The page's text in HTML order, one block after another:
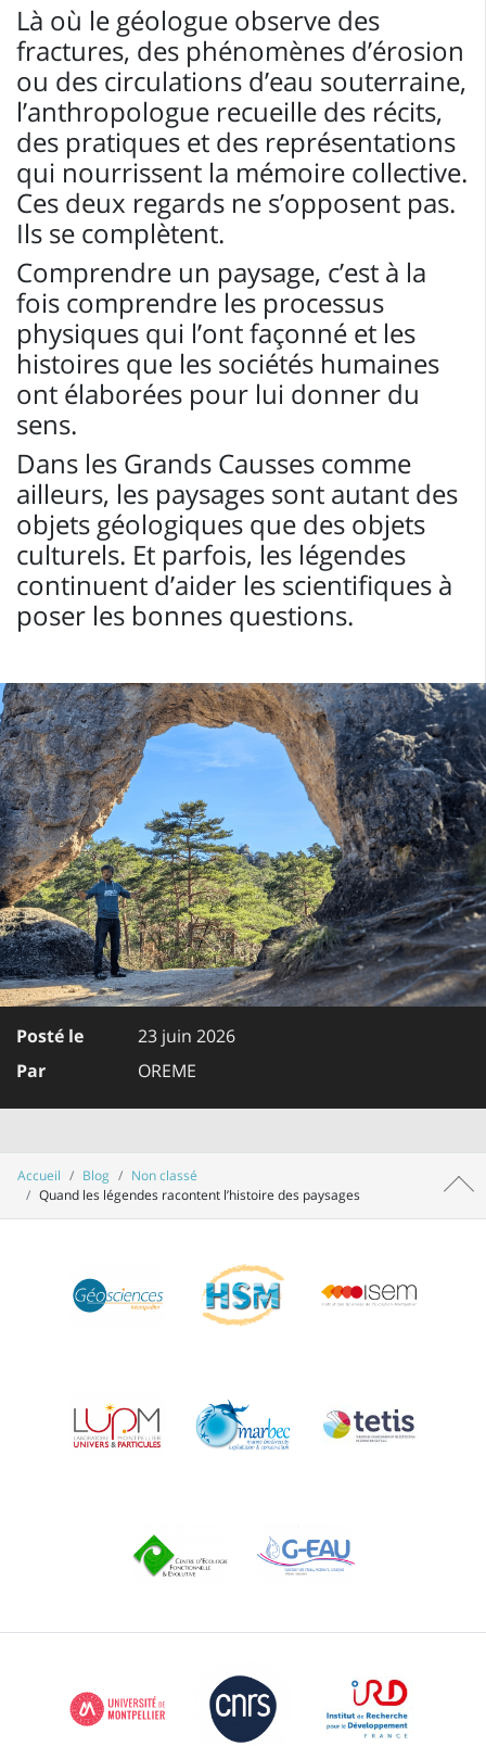
Là où le géologue observe des
fractures, des phénomènes d’érosion
ou des circulations d’eau souterraine,
l’anthropologue recueille des récits,
des pratiques et des représentations
qui nourrissent la mémoire collective.
Ces deux regards ne s’opposent pas.
Ils se complètent.
Comprendre un paysage, c’est à la
fois comprendre les processus
physiques qui l’ont façonné et les
histoires que les sociétés humaines
ont élaborées pour lui donner du
sens.
Dans les Grands Causses comme
ailleurs, les paysages sont autant des
objets géologiques que des objets
culturels. Et parfois, les légendes
continuent d’aider les scientifiques à
poser les bonnes questions.
Posté le
23 juin 2026
Par
OREME
Accueil Blog
Non classé
Quand les légendes racontent l’histoire des paysages